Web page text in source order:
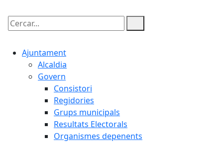
Cercar:
Ajuntament
Alcaldia
Govern
Consistori
Regidories
Grups municipals
Resultats Electorals
Organismes depenents